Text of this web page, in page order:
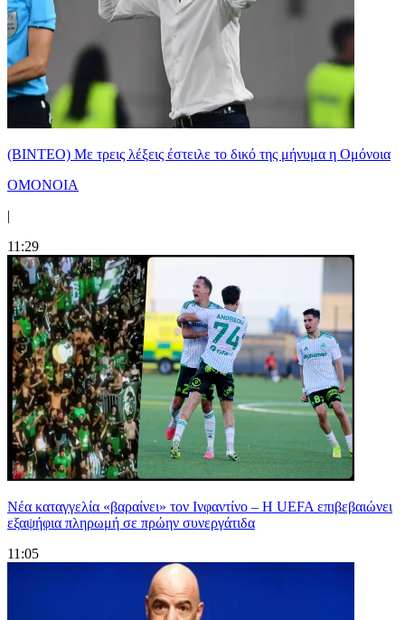
(ΒΙΝΤΕΟ) Με τρεις λέξεις έστειλε το δικό της μήνυμα η Ομόνοια
ΟΜΟΝΟΙΑ
|
11:29
Νέα καταγγελία «βαραίνει» τον Ινφαντίνο – Η UEFA επιβεβαιώνει
εξαψήφια πληρωμή σε πρώην συνεργάτιδα
11:05